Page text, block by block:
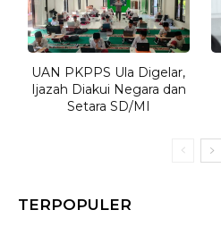
UAN PKPPS Ula Digelar,
Ijazah Diakui Negara dan
Setara SD/MI
TERPOPULER